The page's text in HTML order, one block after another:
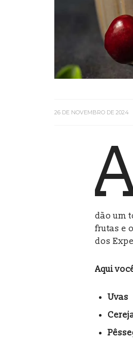
26 DE NOVEMBRO DE 2024
dão um
frutas e
dos
Aqui
Uvas